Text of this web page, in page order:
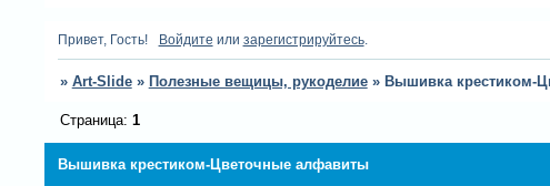
Привет, Гость! Войдите или зарегистрируйтесь.
» Art-Slide » Полезные вещицы, рукоделие » Вышивка крестиком-
Вышивка крестиком-Цветочные алфавиты
Страница: 1